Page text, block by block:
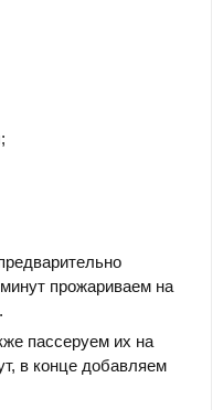
прожариваем на
пассеруем их на
в конце добавляем